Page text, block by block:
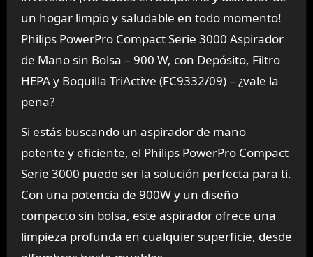
un hogar limpio y saludable en todo momento!
Philips PowerPro Compact Serie 3000 Aspirador
de Mano sin Bolsa – 900 W, con Depósito, Filtro
HEPA y Boquilla TriActive (FC9332/09) – ¿vale la
pena?
Si estás buscando un aspirador de mano
potente y eficiente, el Philips PowerPro Compact
Serie 3000 puede ser la solución perfecta para ti.
Con una potencia de 900W y un diseño
compacto sin bolsa, este aspirador ofrece una
limpieza profunda en cualquier superficie, desde